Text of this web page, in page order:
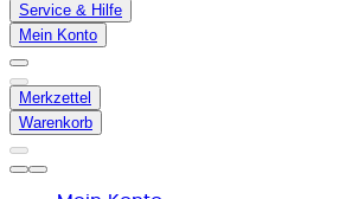
Service & Hilfe
Mein Konto
Merkzettel
Warenkorb